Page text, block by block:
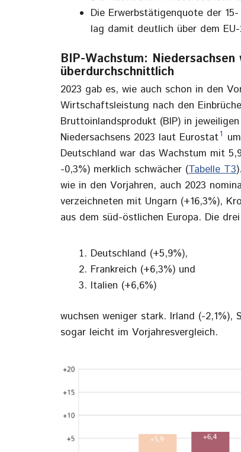
Die Erwerbstätigenquote der
lag damit deutlich über dem
BIP-Wachstum:
überdurchschnittlich
2023 gab es, wie auch schon in den
Wirtschaftsleistung nach den
Bruttoinlandsprodukt (BIP) in
Niedersachsens 2023 laut Eurostat1
Deutschland war das Wachstum mit
-0,3%) merklich schwächer (Tabelle T3
wie in den Vorjahren, auch 2023
verzeichneten mit Ungarn (+16,3%),
aus dem süd-östlichen Europa. Die
Deutschland (+5,9%),
Frankreich (+6,3%) und
Italien (+6,6%)
wuchsen weniger stark. Irland (-2,1%),
sogar leicht im Vorjahresvergleich.